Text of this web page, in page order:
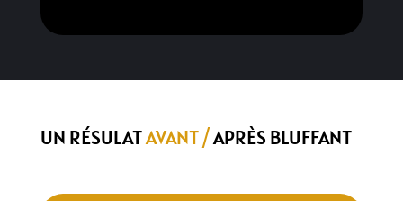
UN RÉSULATAVANT /APRÈS BLUFFANT